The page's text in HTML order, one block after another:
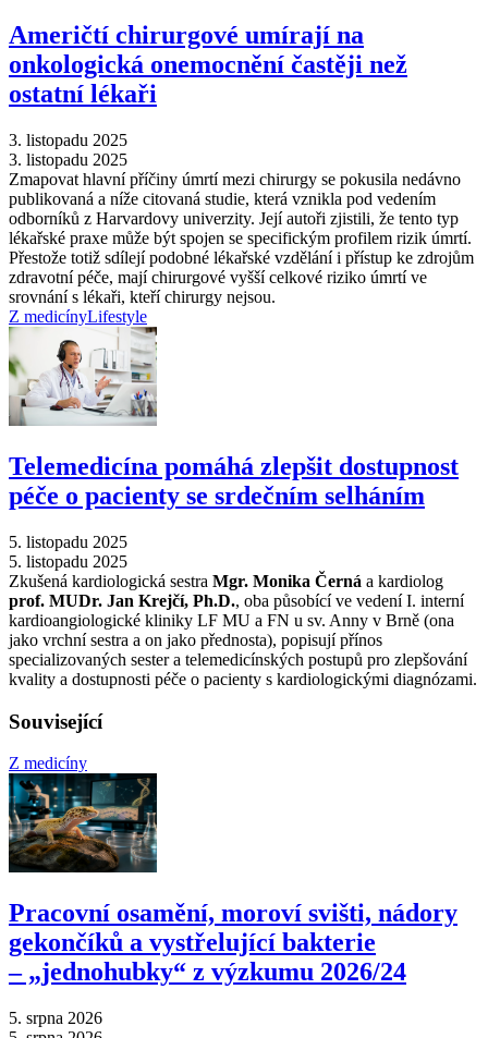
Američtí chirurgové umírají na
onkologická onemocnění častěji než
ostatní lékaři
3. listopadu 2025
3. listopadu 2025
Zmapovat hlavní příčiny úmrtí mezi chirurgy se pokusila nedávno
publikovaná a níže citovaná studie, která vznikla pod vedením
odborníků z Harvardovy univerzity. Její autoři zjistili, že tento typ
lékařské praxe může být spojen se specifickým profilem rizik úmrtí.
Přestože totiž sdílejí podobné lékařské vzdělání i přístup ke zdrojům
zdravotní péče, mají chirurgové vyšší celkové riziko úmrtí ve
srovnání s lékaři, kteří chirurgy nejsou.
Z medicínyLifestyle
Telemedicína pomáhá zlepšit dostupnost
péče o pacienty se srdečním selháním
5. listopadu 2025
5. listopadu 2025
Zkušená kardiologická sestra Mgr. Monika Černá a kardiolog
prof. MUDr. Jan Krejčí, Ph.D., oba působící ve vedení I. interní
kardioangiologické kliniky LF MU a FN u sv. Anny v Brně (ona
jako vrchní sestra a on jako přednosta), popisují přínos
specializovaných sester a telemedicínských postupů pro zlepšování
kvality a dostupnosti péče o pacienty s kardiologickými diagnózami.
Související
Z medicíny
Pracovní osamění, moroví svišti, nádory
gekončíků a vystřelující bakterie
–⁠ „jednohubky“ z výzkumu 2026/24
5. srpna 2026